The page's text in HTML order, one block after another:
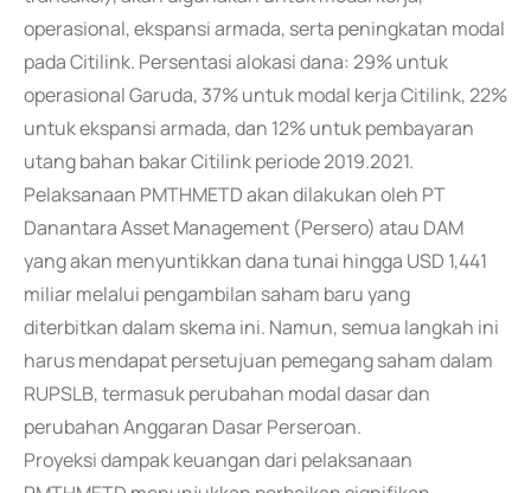
operasional, ekspansi armada, serta peningkatan modal
pada Citilink. Persentasi alokasi dana: 29% untuk
operasional Garuda, 37% untuk modal kerja Citilink, 22%
untuk ekspansi armada, dan 12% untuk pembayaran
utang bahan bakar Citilink periode 2019.2021.
Pelaksanaan PMTHMETD akan dilakukan oleh PT
Danantara Asset Management (Persero) atau DAM
yang akan menyuntikkan dana tunai hingga USD 1,441
miliar melalui pengambilan saham baru yang
diterbitkan dalam skema ini. Namun, semua langkah ini
harus mendapat persetujuan pemegang saham dalam
RUPSLB, termasuk perubahan modal dasar dan
perubahan Anggaran Dasar Perseroan.
Proyeksi dampak keuangan dari pelaksanaan